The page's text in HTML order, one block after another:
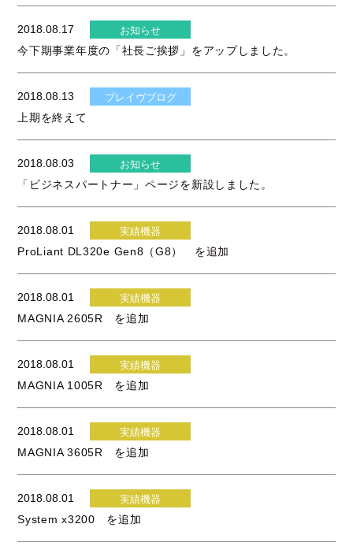
2018.08.17 お知らせ
今下期事業年度の「社長ご挨拶」をアップしました。
2018.08.13 ブレイヴブログ
上期を終えて
2018.08.03 お知らせ
「ビジネスパートナー」ページを新設しました。
2018.08.01 実績機器
ProLiant DL320e Gen8（G8） を追加
2018.08.01 実績機器
MAGNIA 2605R を追加
2018.08.01 実績機器
MAGNIA 1005R を追加
2018.08.01 実績機器
MAGNIA 3605R を追加
2018.08.01 実績機器
System x3200 を追加